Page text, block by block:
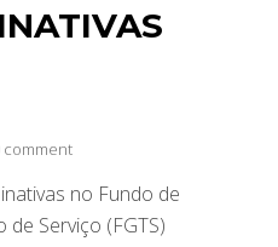
comment
no Fundo de
Serviço (FGTS)